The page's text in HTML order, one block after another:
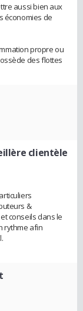
aussi bien aux
économies de
propre ou
des flottes
clientèle
&
conseils dans le
rythme afin